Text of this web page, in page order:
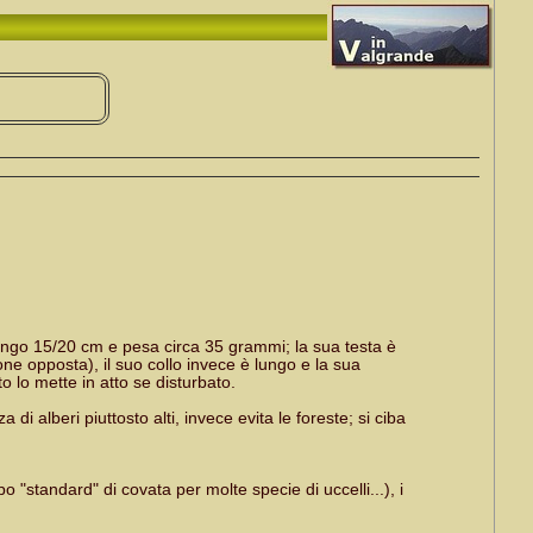
15/20 cm e pesa circa 35 grammi; la sua testa è
opposta), il suo collo invece è lungo e la sua
lo mette in atto se disturbato.
di alberi piuttosto alti, invece evita le foreste; si ciba
"standard" di covata per molte specie di uccelli...), i